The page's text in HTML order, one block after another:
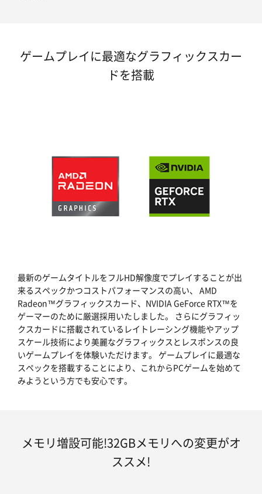
ゲームプレイに最適なグラフィックスカー
ドを搭載
最新のゲームタイトルをフルHD解像度でプレイすることが出
来るスペックかつコストパフォーマンスの高い、 AMD
Radeon™グラフィックスカード、NVIDIA GeForce RTX™を
ゲーマーのために厳選採用いたしました。 さらにグラフィッ
クスカードに搭載されているレイトレーシング機能やアップ
スケール技術により美麗なグラフィックスとレスポンスの良
いゲームプレイを体験いただけます。 ゲームプレイに最適な
スペックを搭載することにより、これからPCゲームを始めて
みようという方でも安心です。
メモリ増設可能!32GBメモリへの変更がオ
ススメ!